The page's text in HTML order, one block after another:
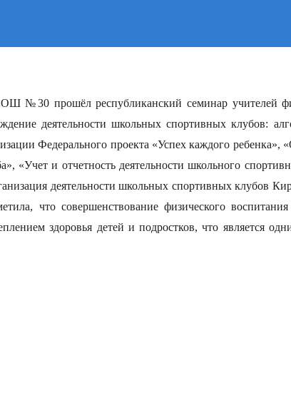
прошёл республиканский семинар учителей
деятельности школьных спортивных клубов:
Федерального проекта «Успех каждого ребенка»,
«Учет и отчетность деятельности школьного
деятельности школьных спортивных клубов
что совершенствование физического
здоровья детей и подростков, что является